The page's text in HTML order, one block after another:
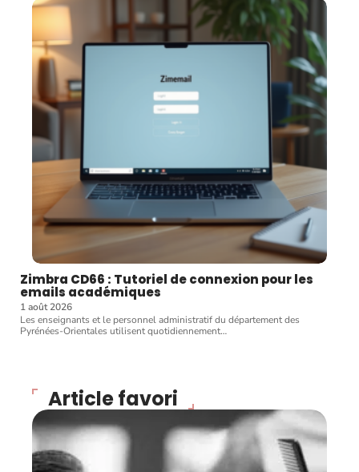
Zimbra CD66 : Tutoriel de connexion pour les
emails académiques
1 août 2026
Les enseignants et le personnel administratif du département des
Pyrénées-Orientales utilisent quotidiennement…
Article favori